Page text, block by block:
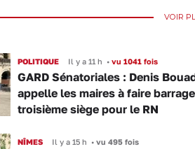
VOIR
POLITIQUE Il y a 11 h •vu 1041 fois
GARD Sénatoriales : Denis
appelle les maires à faire
troisième siège pour le RN
NÎMES Il y a 15 h •vu 495 fois